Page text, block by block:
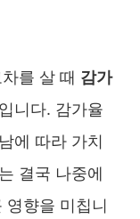
를 살 때 감가
니다. 감가율
에 따라 가치
결국 나중에
영향을 미칩니